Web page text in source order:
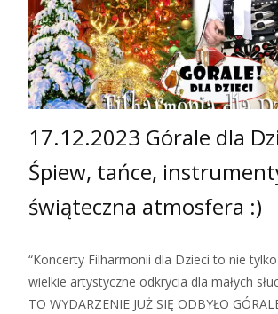
17.12.2023 Górale dla
Śpiew, tańce,
świąteczna atmosfera :)
“Koncerty Filharmonii dla Dzieci to nie
wielkie artystyczne odkrycia dla małych
TO WYDARZENIE JUŻ SIĘ ODBYŁO